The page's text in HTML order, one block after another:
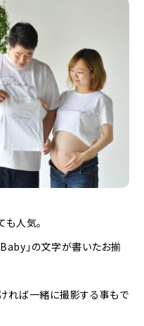
人気。
Baby」の文字が書いたお揃
れば一緒に撮影する事もで